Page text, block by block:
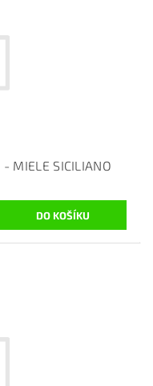
- MIELE SICILIANO